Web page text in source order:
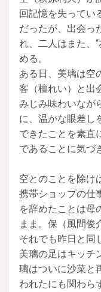
回記憶を失ってい
だったが、出会っ
れ、二人はまた、
める。
ある日、美璃は空
客（檀れい）と出
みじみ味わいなが
に、温かな眼差し
できたことを素直
であることに気づ
空とのことを除け
携帯ショップの仕
を辞めたことは母
まま。保（風間俊
それでも昨日と同
美璃の足はキッチ
璃はついに沙菜と
われたにも関わら